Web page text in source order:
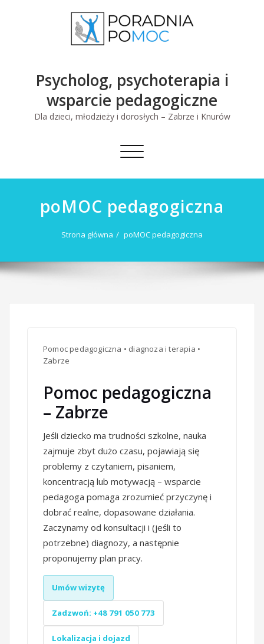
Psycholog, psychoterapia i
wsparcie pedagogiczne
Dla dzieci, młodzieży i dorosłych – Zabrze i Knurów
Toggle
poMOC pedagogiczna
Strona główna poMOC pedagogiczna
Pomoc pedagogiczna • diagnoza i terapia •
Zabrze
Pomoc pedagogiczna
– Zabrze
Jeśli dziecko ma trudności szkolne, nauka
zajmuje zbyt dużo czasu, pojawiają się
problemy z czytaniem, pisaniem,
koncentracją lub motywacją – wsparcie
pedagoga pomaga zrozumieć przyczynę i
dobrać realne, dopasowane działania.
Zaczynamy od konsultacji i (jeśli to
potrzebne) diagnozy, a następnie
proponujemy plan pracy.
Umów wizytę
Zadzwoń: +48 791 050 773
Lokalizacja i dojazd